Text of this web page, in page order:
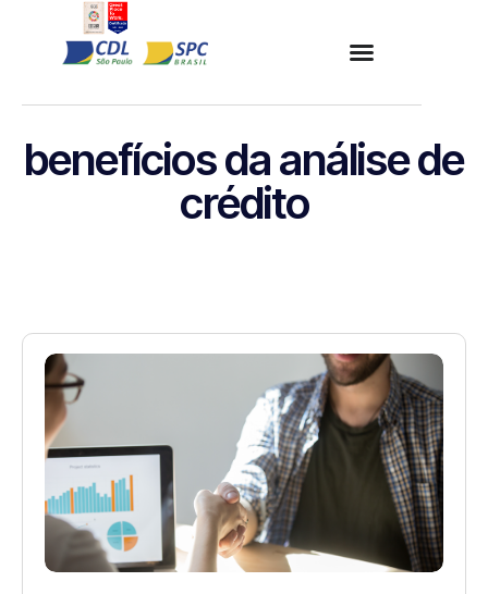
benefícios da análise de
crédito